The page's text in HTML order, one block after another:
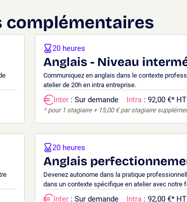
complémentaires
Anglais - Niveau
Communiquez en anglais dans le contexte
atelier de 20h en intra entreprise.
20 heures
Inter : Sur demande Intra : 92,00 €*HT
*pour 1 stagiaire + 15,00 € par stagiaire
Anglais
Devenez autonome dans la pratique
dans un contexte spécifique en atelier avec notre
20 heures
Inter : Sur demande Intra : 92,00 €*HT